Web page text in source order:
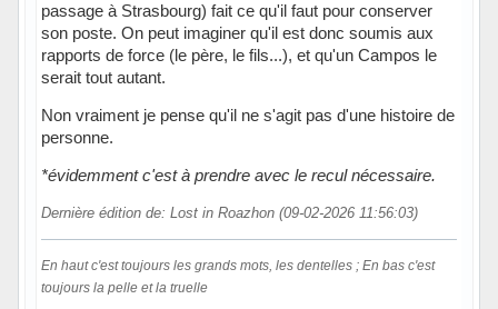
passage à Strasbourg) fait ce qu'il faut pour conserver
son poste. On peut imaginer qu'il est donc soumis aux
rapports de force (le père, le fils...), et qu'un Campos le
serait tout autant.
Non vraiment je pense qu'il ne s'agit pas d'une histoire de
personne.
*évidemment c'est à prendre avec le recul nécessaire.
Dernière édition de: Lost in Roazhon (09-02-2026 11:56:03)
En haut c'est toujours les grands mots, les dentelles ; En bas c'est
toujours la pelle et la truelle